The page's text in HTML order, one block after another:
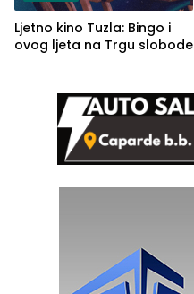
Ljetno kino Tuzla: Bingo i
ovog ljeta na Trgu slobode